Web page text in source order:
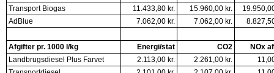
Transport Biogas
11.433,80 kr. 15.960,00 kr.
AdBlue
7.062,00 kr. 7.062,00 kr.
Afgifter pr. 1000 l/kg Energi/stat CO2
NOx
Landbrugsdiesel Plus Farvet
2.113,00 kr. 2.261,00 kr.